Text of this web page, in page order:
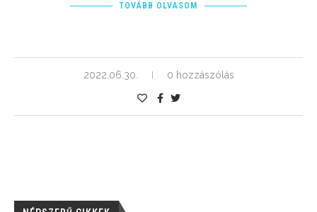
TOVÁBB OLVASOM
2022.06.30. 0 hozzászólás